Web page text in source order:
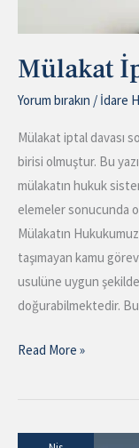
Mülakat
Yorum bırakın / İdare
Mülakat iptal davası
birisi olmuştur. Bu
mülakatın hukuk
elemeler sonucunda
Mülakatın
taşımayan kamu
usulüne uygun
doğurabilmektedir.
Read More »
Devlet